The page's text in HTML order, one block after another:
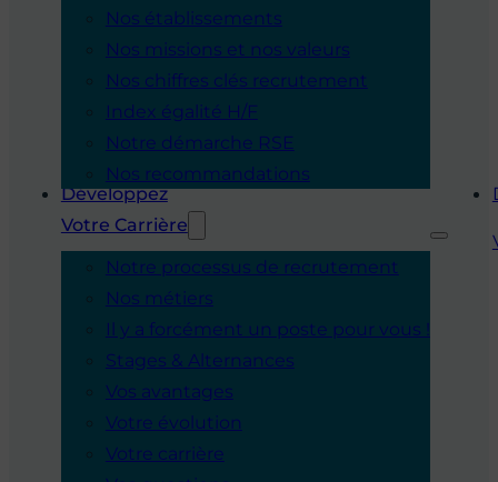
Nos établissements
Nos missions et nos valeurs
Nos chiffres clés recrutement
Index égalité H/F
Notre démarche RSE
Nos recommandations
Développez
Votre Carrière
Notre processus de recrutement
Nos métiers
Il y a forcément un poste pour vous !
Stages & Alternances
Vos avantages
Votre évolution
Votre carrière